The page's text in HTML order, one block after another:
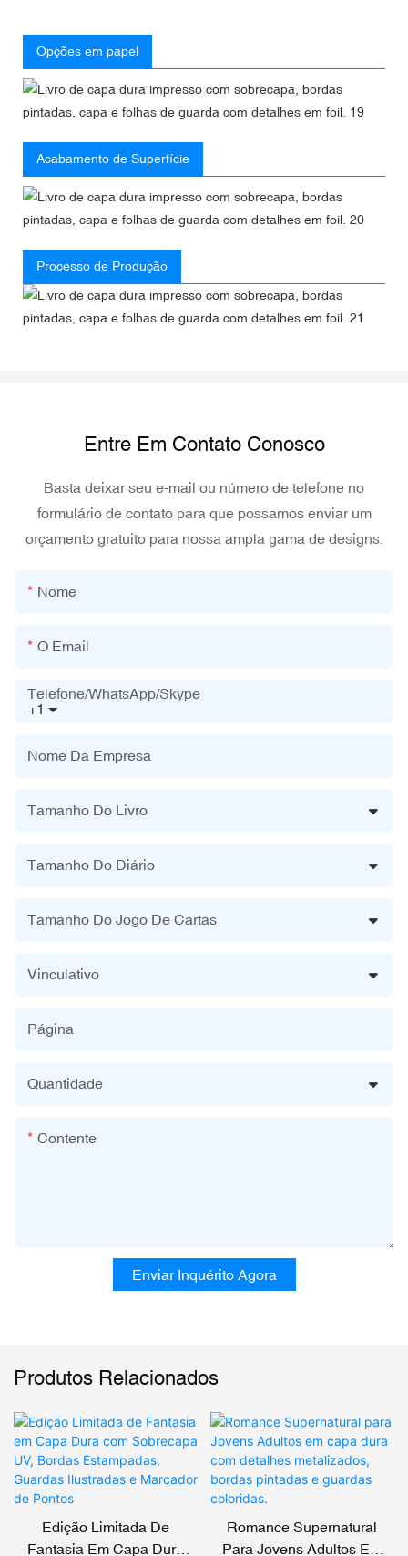
Opções em papel
Acabamento de Superfície
Processo de Produção
Entre Em Contato Conosco
Basta deixar seu e-mail ou número de telefone no
formulário de contato para que possamos enviar um
orçamento gratuito para nossa ampla gama de designs.
Nome
O Email
+1
Telefone/WhatsApp/Skype
Nome Da Empresa
Tamanho Do Livro
Tamanho Do Diário
Tamanho Do Jogo De Cartas
Vinculativo
Página
Quantidade
Contente
Enviar Inquérito Agora
Produtos Relacionados
Edição Limitada De
Fantasia Em Capa Dura
Romance Supernatural
Para Jovens Adultos Em